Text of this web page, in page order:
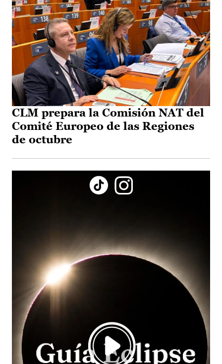
CLM prepara la Comisión NAT del
Comité Europeo de las Regiones
de octubre